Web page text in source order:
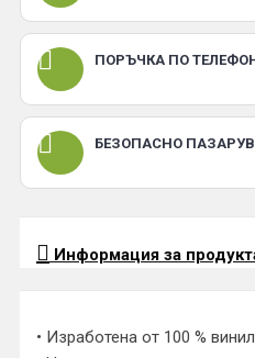
ПОРЪЧКА ПО
БЕЗОПАСНО
Информация за
• Изработена от 100 %